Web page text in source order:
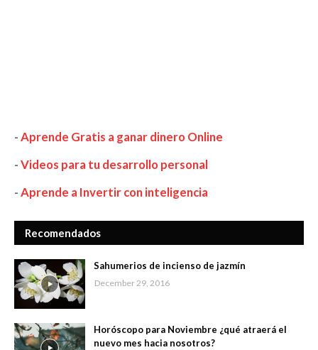
-Aprende Gratis a ganar dinero Online
-Videos para tu desarrollo personal
-Aprende a Invertir con inteligencia
Recomendados
Sahumerios de incienso de jazmín
December 29, 2016
Horóscopo para Noviembre ¿qué atraerá el
nuevo mes hacia nosotros?